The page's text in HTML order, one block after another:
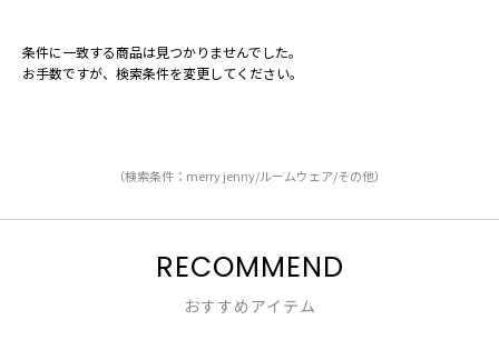
条件に一致する商品は見つかりませんでした。
お手数ですが、検索条件を変更してください。
（検索条件：merry jenny/ルームウェア/その他）
RECOMMEND
おすすめアイテム